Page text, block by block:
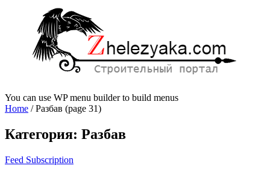
You can use WP menu builder to build menus
Home /Разбав (page 31)
Категория: Разбав
Feed Subscription